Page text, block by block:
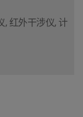
, 红外干涉仪, 计